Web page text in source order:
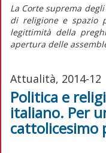
La Corte suprema
di religione e spazio
legittimità della
apertura delle
Attualità, 2014-12
Politica e
italiano. Per
cattolicesimo